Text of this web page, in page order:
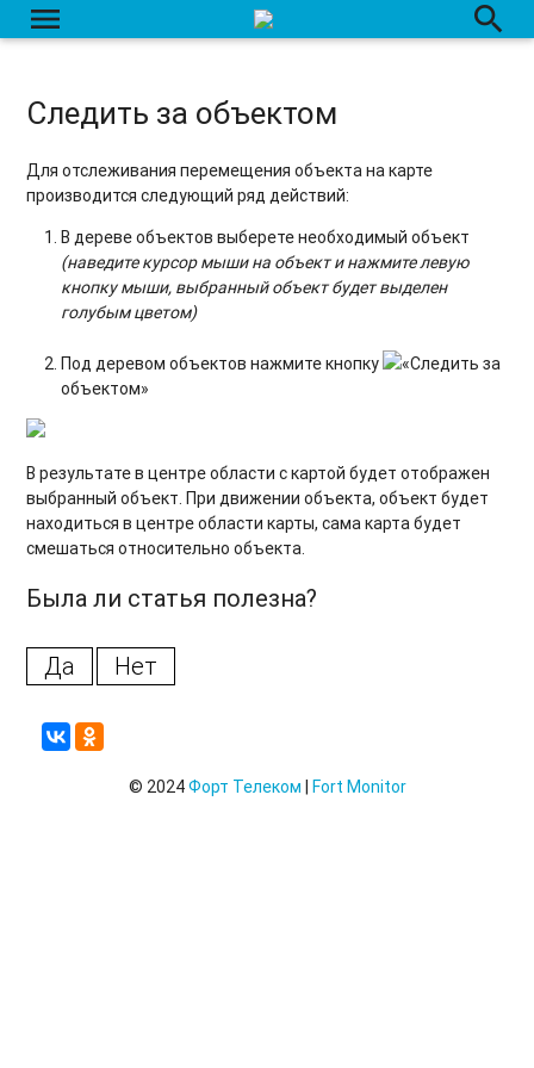
menu search
Следить за объектом
Для отслеживания перемещения объекта на карте
производится следующий ряд действий:
В дереве объектов выберете необходимый объект
(наведите курсор мыши на объект и нажмите левую
кнопку мыши, выбранный объект будет выделен
голубым цветом)
Под деревом объектов нажмите кнопку
«Следить за
объектом»
В результате в центре области с картой будет отображен
выбранный объект. При движении объекта, объект будет
находиться в центре области карты, сама карта будет
смешаться относительно объекта.
Была ли статья полезна?
Да Нет
© 2024Форт Телеком Fort Monitor